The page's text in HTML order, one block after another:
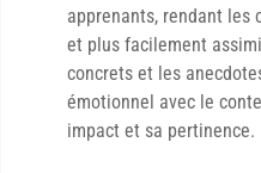
apprenants, rendant les
et plus facilement
concrets et les
émotionnel avec le
impact et sa pertinence.